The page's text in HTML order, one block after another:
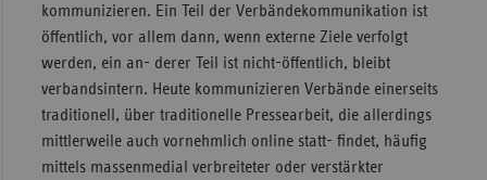
kommunizieren. Ein Teil der Verbändekommunikation ist
öffentlich, vor allem dann, wenn externe Ziele verfolgt
werden, ein an- derer Teil ist nicht-öffentlich, bleibt
verbandsintern. Heute kommunizieren Verbände einerseits
traditionell, über traditionelle Pressearbeit, die allerdings
mittlerweile auch vornehmlich online statt- findet, häufig
mittels massenmedial verbreiteter oder verstärkter